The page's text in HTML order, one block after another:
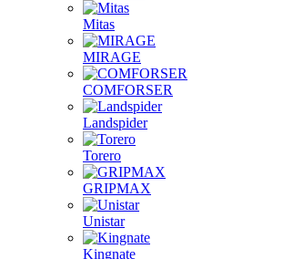
Mitas
MIRAGE
COMFORSER
Landspider
Torero
GRIPMAX
Unistar
Kingnate